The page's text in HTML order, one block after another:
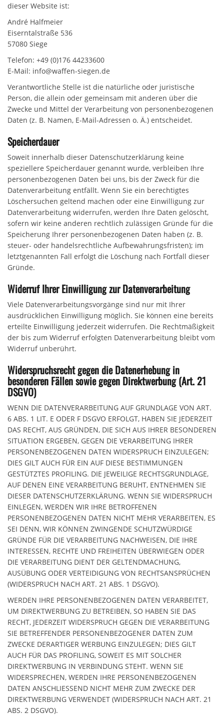
dieser Website ist:
André Halfmeier
Eiserntalstraße 536
57080 Siege
Telefon: +49 (0)176 44233600
E-Mail: info@waffen-siegen.de
Verantwortliche Stelle ist die natürliche oder juristische
Person, die allein oder gemeinsam mit anderen über die
Zwecke und Mittel der Verarbeitung von personenbezogenen
Daten (z. B. Namen, E-Mail-Adressen o. Ä.) entscheidet.
Speicherdauer
Soweit innerhalb dieser Datenschutzerklärung keine
speziellere Speicherdauer genannt wurde, verbleiben Ihre
personenbezogenen Daten bei uns, bis der Zweck für die
Datenverarbeitung entfällt. Wenn Sie ein berechtigtes
Löschersuchen geltend machen oder eine Einwilligung zur
Datenverarbeitung widerrufen, werden Ihre Daten gelöscht,
sofern wir keine anderen rechtlich zulässigen Gründe für die
Speicherung Ihrer personenbezogenen Daten haben (z. B.
steuer- oder handelsrechtliche Aufbewahrungsfristen); im
letztgenannten Fall erfolgt die Löschung nach Fortfall dieser
Gründe.
Widerruf Ihrer Einwilligung zur Datenverarbeitung
Viele Datenverarbeitungsvorgänge sind nur mit Ihrer
ausdrücklichen Einwilligung möglich. Sie können eine bereits
erteilte Einwilligung jederzeit widerrufen. Die Rechtmäßigkeit
der bis zum Widerruf erfolgten Datenverarbeitung bleibt vom
Widerruf unberührt.
Widerspruchsrecht gegen die Datenerhebung in
besonderen Fällen sowie gegen Direktwerbung (Art. 21
DSGVO)
WENN DIE DATENVERARBEITUNG AUF GRUNDLAGE VON ART.
6 ABS. 1 LIT. E ODER F DSGVO ERFOLGT, HABEN SIE JEDERZEIT
DAS RECHT, AUS GRÜNDEN, DIE SICH AUS IHRER BESONDEREN
SITUATION ERGEBEN, GEGEN DIE VERARBEITUNG IHRER
PERSONENBEZOGENEN DATEN WIDERSPRUCH EINZULEGEN;
DIES GILT AUCH FÜR EIN AUF DIESE BESTIMMUNGEN
GESTÜTZTES PROFILING. DIE JEWEILIGE RECHTSGRUNDLAGE,
AUF DENEN EINE VERARBEITUNG BERUHT, ENTNEHMEN SIE
DIESER DATENSCHUTZERKLÄRUNG. WENN SIE WIDERSPRUCH
EINLEGEN, WERDEN WIR IHRE BETROFFENEN
PERSONENBEZOGENEN DATEN NICHT MEHR VERARBEITEN, ES
SEI DENN, WIR KÖNNEN ZWINGENDE SCHUTZWÜRDIGE
GRÜNDE FÜR DIE VERARBEITUNG NACHWEISEN, DIE IHRE
INTERESSEN, RECHTE UND FREIHEITEN ÜBERWIEGEN ODER
DIE VERARBEITUNG DIENT DER GELTENDMACHUNG,
AUSÜBUNG ODER VERTEIDIGUNG VON RECHTSANSPRÜCHEN
(WIDERSPRUCH NACH ART. 21 ABS. 1 DSGVO).
WERDEN IHRE PERSONENBEZOGENEN DATEN VERARBEITET,
UM DIREKTWERBUNG ZU BETREIBEN, SO HABEN SIE DAS
RECHT, JEDERZEIT WIDERSPRUCH GEGEN DIE VERARBEITUNG
SIE BETREFFENDER PERSONENBEZOGENER DATEN ZUM
ZWECKE DERARTIGER WERBUNG EINZULEGEN; DIES GILT
AUCH FÜR DAS PROFILING, SOWEIT ES MIT SOLCHER
DIREKTWERBUNG IN VERBINDUNG STEHT. WENN SIE
WIDERSPRECHEN, WERDEN IHRE PERSONENBEZOGENEN
DATEN ANSCHLIESSEND NICHT MEHR ZUM ZWECKE DER
DIREKTWERBUNG VERWENDET (WIDERSPRUCH NACH ART. 21
ABS. 2 DSGVO).